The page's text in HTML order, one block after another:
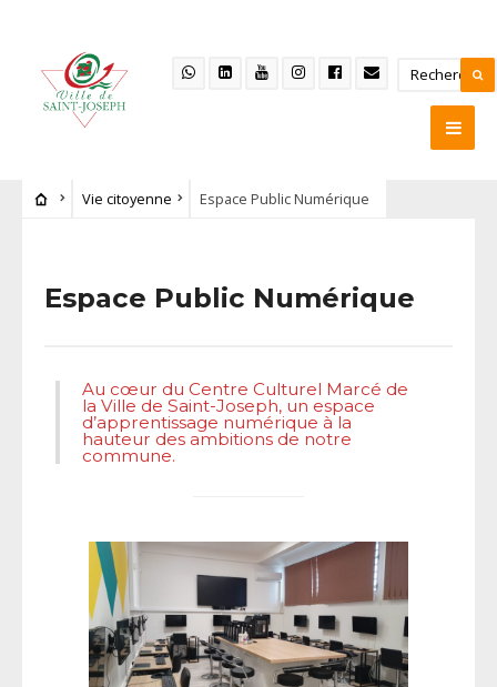
Vie citoyenne Espace Public Numérique
Espace Public Numérique
Au cœur du Centre Culturel Marcé de
la Ville de Saint-Joseph, un espace
d’apprentissage numérique à la
hauteur des ambitions de notre
commune.